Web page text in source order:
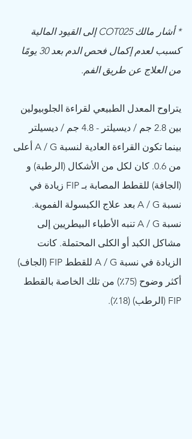
* أشار مالك COT025 إلى القيود المالية
كسبب لعدم إكمال فحص الدم بعد 30 يومًا
من العلاج عن طريق الفم.
يتراوح المعدل الطبيعي لقراءة الجلوبيولين
بين 2.8 جم / ديسيلتر - 4.8 جم / ديسيلتر
بينما تكون القراءة العادية لنسبة A / G أعلى
من 0.6. كان لكل من الأشكال (الرطبة) و
(الجافة) للقطط المصابة بـ FIP زيادة في
نسبة A / G بعد علاج الكبسولة الفموية.
نسبة A / G تنبه الأطباء البيطريين إلى
مشاكل الكبد أو الكلى المحتملة. كانت
الزيادة في نسبة A / G للقطط FIP (الجاف)
أكثر وضوح (75٪) من تلك الخاصة بالقطط
FIP (الرطب) (18٪).